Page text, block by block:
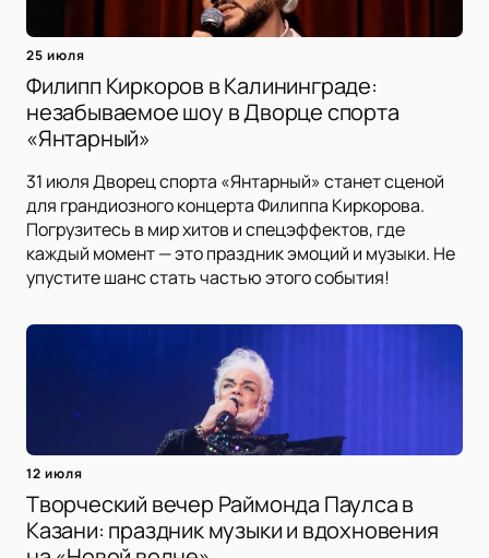
25 июля
Филипп Киркоров в Калининграде:
незабываемое шоу в Дворце спорта
«Янтарный»
31 июля Дворец спорта «Янтарный» станет сценой
для грандиозного концерта Филиппа Киркорова.
Погрузитесь в мир хитов и спецэффектов, где
каждый момент — это праздник эмоций и музыки. Не
упустите шанс стать частью этого события!
12 июля
Творческий вечер Раймонда Паулса в
Казани: праздник музыки и вдохновения